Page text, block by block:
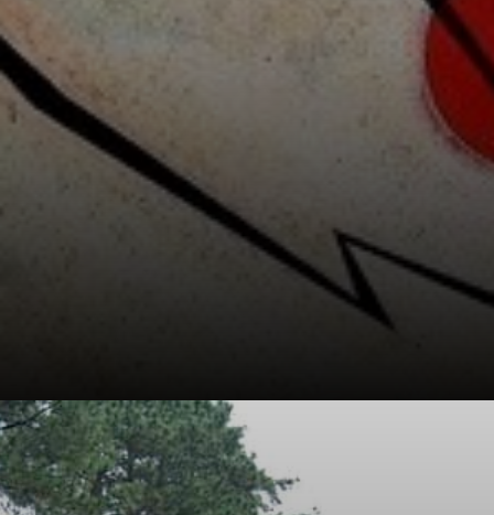
distanziandosi da
realismo e
impressionismo.